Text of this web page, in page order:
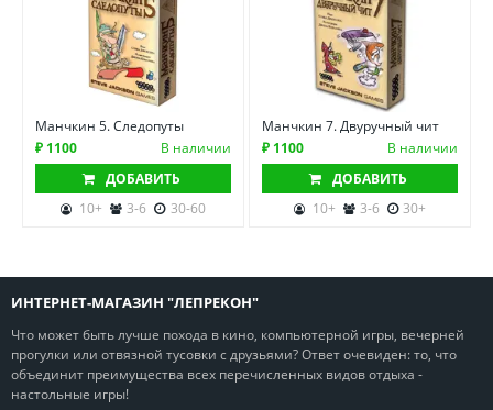
Манчкин 5. Следопуты
₽ 1100
В наличии
ДОБАВИТЬ
10+
3-6 30-60
Манчкин 7. Двуручный чит
₽ 1100
В наличии
ДОБАВИТЬ
10+
3-6 30+
ИНТЕРНЕТ-МАГАЗИН "ЛЕПРЕКОН"
Что может быть лучше похода в кино, компьютерной игры, вечерней
прогулки или отвязной тусовки с друзьями? Ответ очевиден: то, что
объединит преимущества всех перечисленных видов отдыха -
настольные игры!